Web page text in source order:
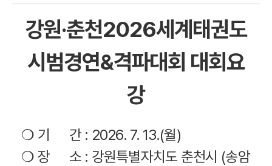
강원·춘천2026세계태권도
시범경연&격파대회 대회요
강
❍ 기 간 : 2026. 7. 13.(월)
❍ 장 소 : 강원특별자치도 춘천시 (송암